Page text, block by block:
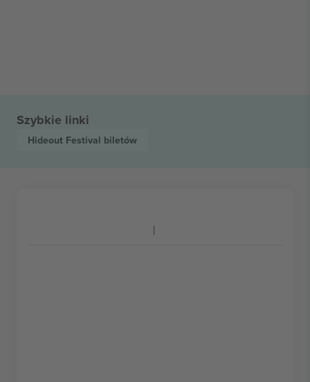
Szybkie linki
Hideout Festival biletów